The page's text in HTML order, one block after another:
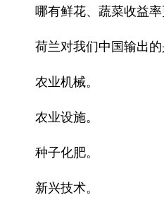
哪有鲜花、蔬菜收益率
荷兰对我们中国输出的
农业机械。
农业设施。
种子化肥。
新兴技术。